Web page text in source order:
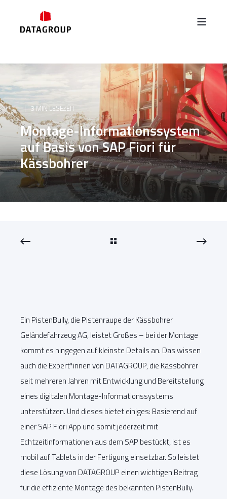
3 MIN LESEZEIT
Montage-Informationssystem
auf Basis von SAP Fiori für
Kässbohrer
Ein PistenBully, die Pistenraupe der Kässbohrer
Geländefahrzeug AG, leistet Großes – bei der Montage
kommt es hingegen auf kleinste Details an. Das wissen
auch die Expert*innen von DATAGROUP, die Kässbohrer
seit mehreren Jahren mit Entwicklung und Bereitstellung
eines digitalen Montage-Informationssystems
unterstützen. Und dieses bietet einiges: Basierend auf
einer SAP Fiori App und somit jederzeit mit
Echtzeitinformationen aus dem SAP bestückt, ist es
mobil auf Tablets in der Fertigung einsetzbar. So leistet
diese Lösung von DATAGROUP einen wichtigen Beitrag
für die effiziente Montage des bekannten PistenBully.